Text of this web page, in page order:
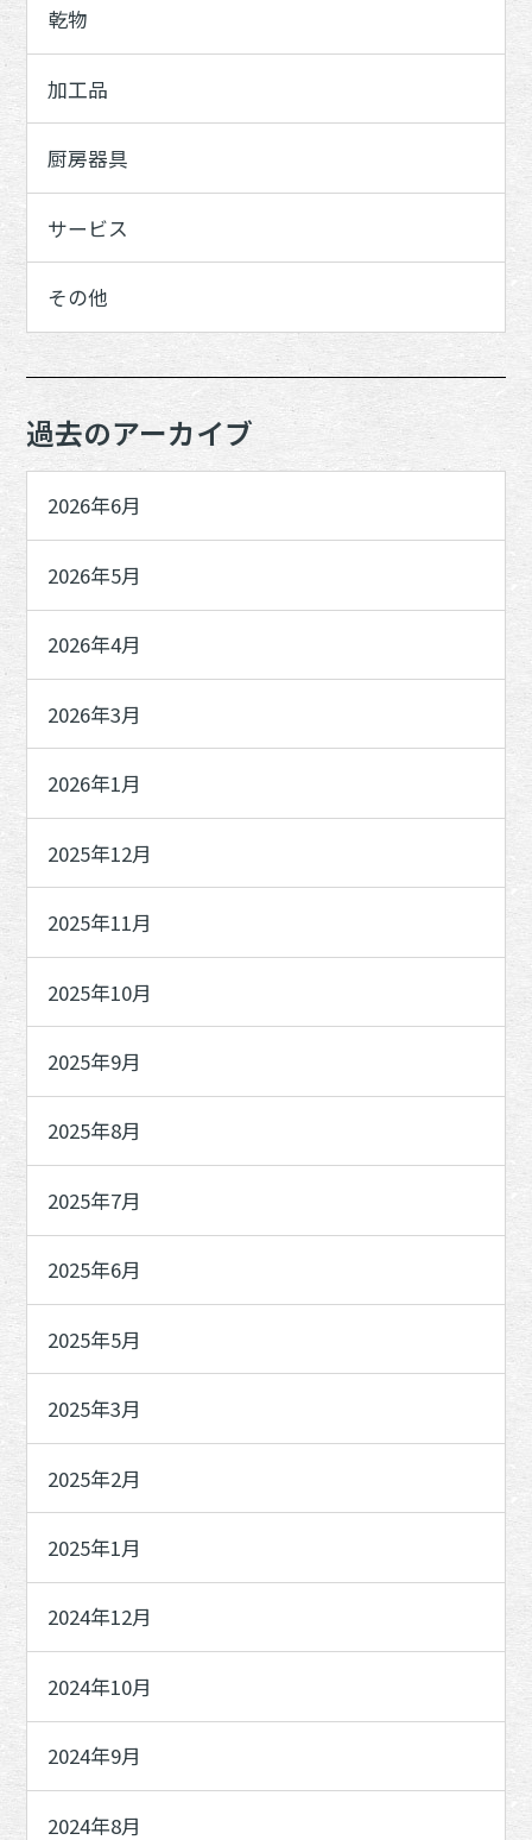
乾物
加工品
厨房器具
サービス
その他
過去のアーカイブ
2026年6月
2026年5月
2026年4月
2026年3月
2026年1月
2025年12月
2025年11月
2025年10月
2025年9月
2025年8月
2025年7月
2025年6月
2025年5月
2025年3月
2025年2月
2025年1月
2024年12月
2024年10月
2024年9月
2024年8月